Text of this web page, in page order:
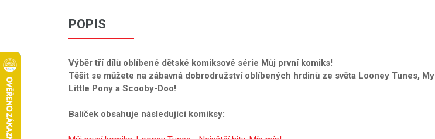
POPIS
Výběr tří dílů oblíbené dětské komiksové série Můj první komiks!
Těšit se můžete na zábavná dobrodružství oblíbených hrdinů ze světa Looney Tunes, My
Little Pony a Scooby-Doo!
Balíček obsahuje následující komiksy: